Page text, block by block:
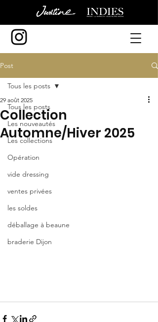
Post
Tous les posts
Les nouveautés
Les collections
Opération
vide dressing
ventes privées
les soldes
déballage à beaune
braderie Dijon
Tous les posts
Collection
Automne/Hiver 2025
29 août 2025